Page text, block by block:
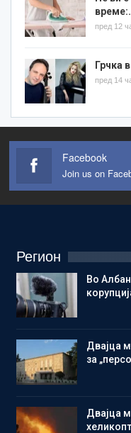
пред 12
Грчка
пред 14
Facebook
Join us on
Регион
Во
Двајца
за
Двајца